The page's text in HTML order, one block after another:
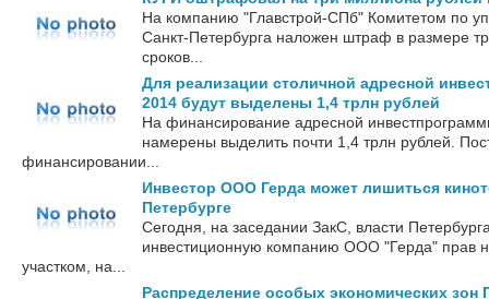
На компанию "Главстрой-СПб" Комитетом по
Санкт-Петербурга наложен штраф в размере
сроков...
Для реализации столичной адресной
2014 будут выделены 1,4 трлн рублей
На финансирование адресной
намерены выделить почти 1,4 трлн рублей.
финансировании...
Инвестор ООО Герда может лишиться
Петербурге
Сегодня, на заседании ЗакС, власти
инвестиционную компанию ООО "Герда" прав
участком, на...
Распределение особых экономических зон